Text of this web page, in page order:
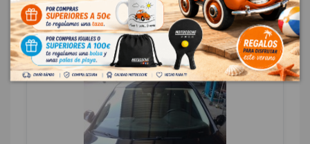
18,00 € Sin IVA
21,78 € Con IVA